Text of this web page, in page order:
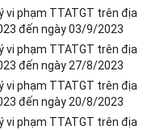
vi phạm TTATGT trên địa
đến ngày 03/9/2023
vi phạm TTATGT trên địa
đến ngày 27/8/2023
vi phạm TTATGT trên địa
đến ngày 20/8/2023
vi phạm TTATGT trên địa